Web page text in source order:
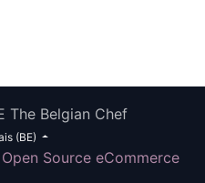
The Belgian Chef
(BE)
Open Source eCommerce